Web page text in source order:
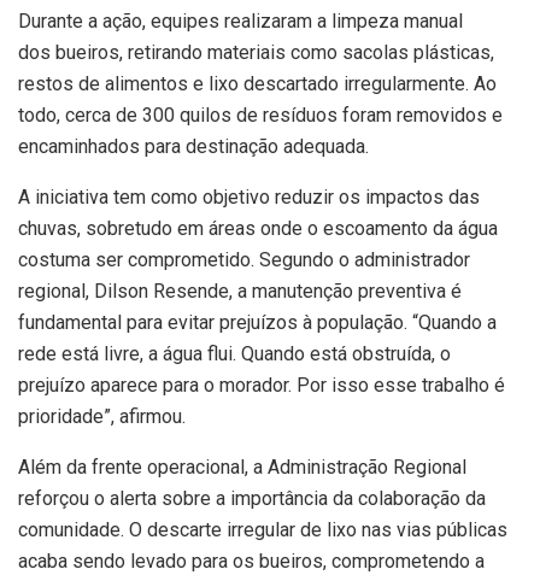
Durante a ação, equipes realizaram a limpeza manual
dos bueiros, retirando materiais como sacolas plásticas,
restos de alimentos e lixo descartado irregularmente. Ao
todo, cerca de 300 quilos de resíduos foram removidos e
encaminhados para destinação adequada.
A iniciativa tem como objetivo reduzir os impactos das
chuvas, sobretudo em áreas onde o escoamento da água
costuma ser comprometido. Segundo o administrador
regional, Dilson Resende, a manutenção preventiva é
fundamental para evitar prejuízos à população. “Quando a
rede está livre, a água flui. Quando está obstruída, o
prejuízo aparece para o morador. Por isso esse trabalho é
prioridade”, afirmou.
Além da frente operacional, a Administração Regional
reforçou o alerta sobre a importância da colaboração da
comunidade. O descarte irregular de lixo nas vias públicas
acaba sendo levado para os bueiros, comprometendo a